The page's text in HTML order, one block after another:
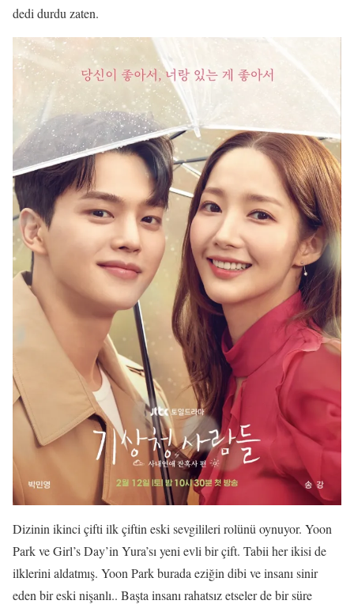
dedi durdu zaten.
Dizinin ikinci çifti ilk çiftin eski sevgilileri rolünü oynuyor. Yoon
Park ve Girl’s Day’in Yura’sı yeni evli bir çift. Tabii her ikisi de
ilklerini aldatmış. Yoon Park burada eziğin dibi ve insanı sinir
eden bir eski nişanlı.. Başta insanı rahatsız etseler de bir süre